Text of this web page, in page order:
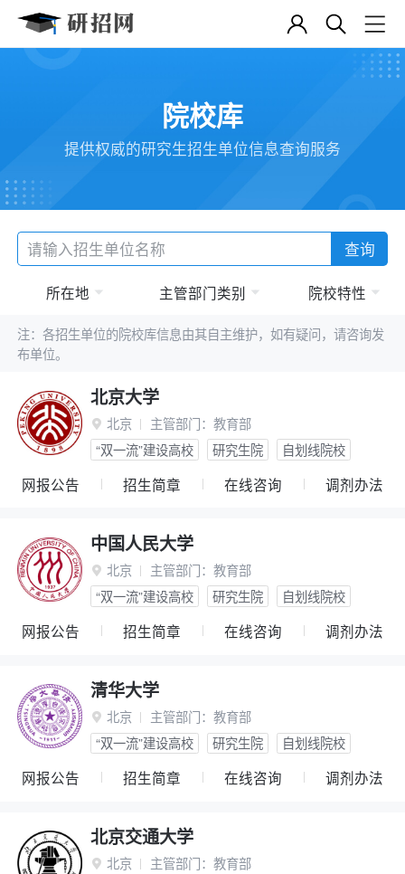
院校库
提供权威的研究生招生单位信息查询服务
查询
所在地 主管部门类别 院校特性
注：各招生单位的院校库信息由其自主维护，如有疑问，请咨询发
布单位。
北京大学
 北京 主管部门： 教育部
“双一流”建设高校
研究生院 自划线院校
网报公告 招生简章 在线咨询 调剂办法
中国人民大学
 北京 主管部门： 教育部
“双一流”建设高校
研究生院 自划线院校
网报公告 招生简章 在线咨询 调剂办法
清华大学
 北京 主管部门： 教育部
“双一流”建设高校
研究生院 自划线院校
网报公告 招生简章 在线咨询 调剂办法
北京交通大学
 北京 主管部门： 教育部